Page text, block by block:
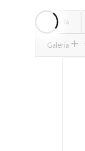
Galeria
Galeria